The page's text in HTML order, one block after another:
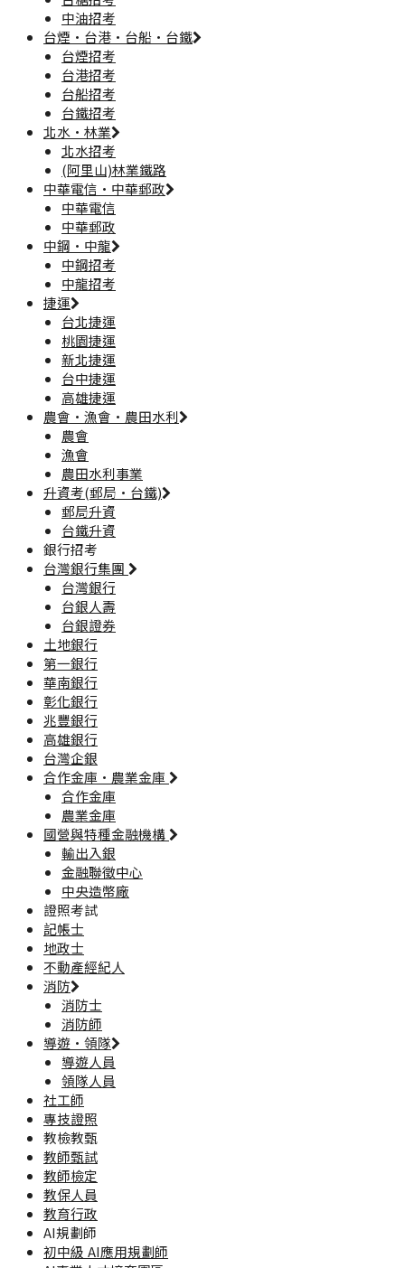
中油招考
台煙·台港·台船·台鐵
台煙招考
台港招考
台船招考
台鐵招考
北水·林業
北水招考
(阿里山)林業鐵路
中華電信·中華郵政
中華電信
中華郵政
中鋼·中龍
中鋼招考
中龍招考
捷運
台北捷運
桃園捷運
新北捷運
台中捷運
高雄捷運
農會·漁會·農田水利
農會
漁會
農田水利事業
升資考(郵局·台鐵)
郵局升資
台鐵升資
銀行招考
台灣銀行集團
台灣銀行
台銀人壽
台銀證券
土地銀行
第一銀行
華南銀行
彰化銀行
兆豐銀行
高雄銀行
台灣企銀
合作金庫·農業金庫
合作金庫
農業金庫
國營與特種金融機構
輸出入銀
金融聯徵中心
中央造幣廠
證照考試
記帳士
地政士
不動產經紀人
消防
消防士
消防師
導遊·領隊
導遊人員
領隊人員
社工師
專技證照
教檢教甄
教師甄試
教師檢定
教保人員
教育行政
AI規劃師
初中級 AI應用規劃師